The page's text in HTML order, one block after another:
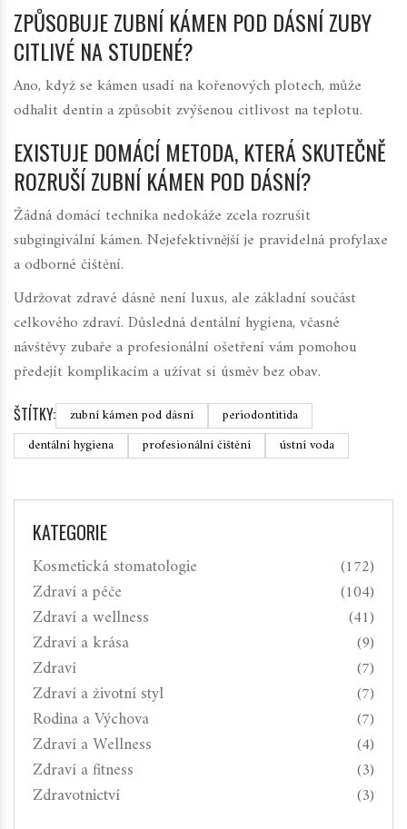
ZPŮSOBUJE ZUBNÍ KÁMEN POD DÁSNÍ ZUBY
CITLIVÉ NA STUDENÉ?
Ano, když se kámen usadí na kořenových plotech, může
odhalit dentin a způsobit zvýšenou citlivost na teplotu.
EXISTUJE DOMÁCÍ METODA, KTERÁ SKUTEČNĚ
ROZRUŠÍ ZUBNÍ KÁMEN POD DÁSNÍ?
Žádná domácí technika nedokáže zcela rozrušit
subgingivální kámen. Nejefektivnější je pravidelná profylaxe
a odborné čištění.
Udržovat zdravé dásně není luxus, ale základní součást
celkového zdraví. Důsledná dentální hygiena, včasné
návštěvy zubaře a profesionální ošetření vám pomohou
předejít komplikacím a užívat si úsměv bez obav.
ŠTÍTKY: zubní kámen pod dásní
periodontitida
dentální hygiena
profesionální čištění ústní voda
KATEGORIE
Kosmetická stomatologie (172)
Zdraví a péče (104)
Zdraví a wellness (41)
Zdraví a krása (9)
Zdraví (7)
Zdraví a životní styl (7)
Rodina a Výchova (7)
Zdraví a Wellness (4)
Zdraví a fitness (3)
Zdravotnictví (3)